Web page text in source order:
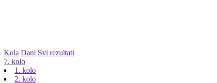
Kola Dani Svi rezultati
7. kolo
1. kolo
2. kolo